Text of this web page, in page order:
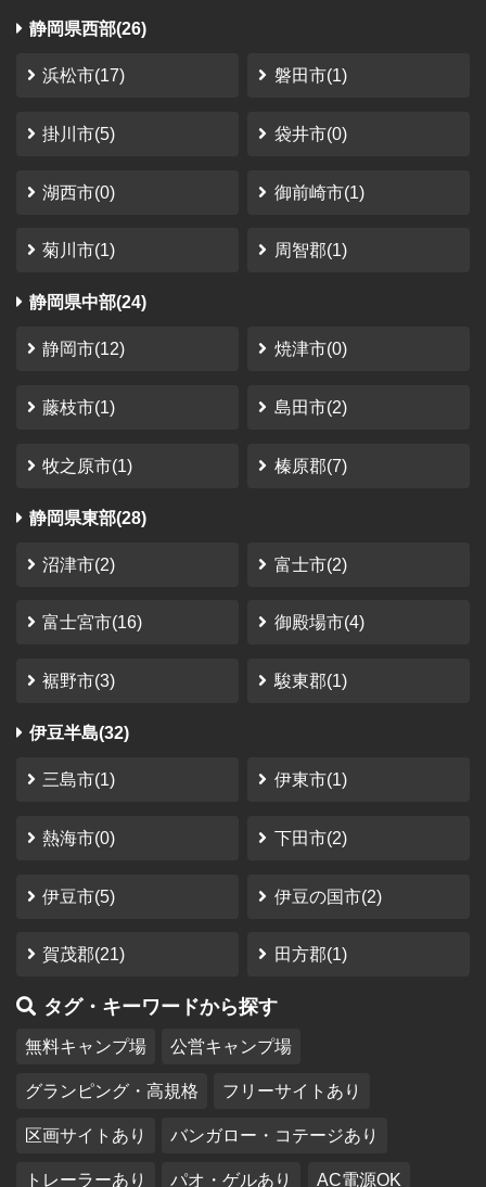
南アルプス井川オートキャンプ場
静岡市 利用時期：2023年10月
秘密の場所
さかっち
静岡市 利用時期：2023年1月
コレからな感じではありましたけど、スタッフさ
満足度は非常に高かったです。
ちょっとちょっとって感じたかな。 家族向けに作ってる
格を下げてください。 特にソロキャン...
静岡県西部(26)
浜松市(17) 磐田市(1)
掛川市(5) 袋井市(0)
湖西市(0) 御前崎市(1)
菊川市(1) 周智郡(1)
静岡県中部(24)
静岡市(12) 焼津市(0)
藤枝市(1) 島田市(2)
牧之原市(1) 榛原郡(7)
静岡県東部(28)
沼津市(2) 富士市(2)
富士宮市(16) 御殿場市(4)
裾野市(3) 駿東郡(1)
伊豆半島(32)
三島市(1) 伊東市(1)
熱海市(0) 下田市(2)
伊豆市(5) 伊豆の国市(2)
賀茂郡(21) 田方郡(1)
タグ・キーワードから探す
無料キャンプ場 公営キャンプ場
グランピング・高規格 フリーサイトあり
区画サイトあり バンガロー・コテージあり
トレーラーあり パオ・ゲルあり AC電源OK